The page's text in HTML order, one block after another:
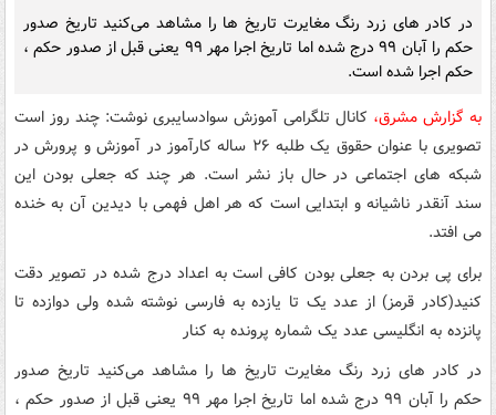
در کادر های زرد رنگ مغایرت تاریخ ها را مشاهد می‌کنید تاریخ صدور
حکم را آبان ۹۹ درج شده اما تاریخ اجرا مهر ۹۹ یعنی قبل از صدور حکم ،
حکم اجرا شده است.
به گزارش مشرق، کانال تلگرامی آموزش سوادسایبری نوشت: چند روز است
تصویری با عنوان حقوق یک طلبه ۲۶ ساله کارآموز در آموزش و پرورش در
شبکه های اجتماعی در حال باز نشر است. هر چند که جعلی بودن این
سند آنقدر ناشیانه و ابتدایی است که هر اهل فهمی با دیدین آن به خنده
می افتد.
برای پی بردن به جعلی بودن کافی است به اعداد درج شده در تصویر دقت
کنید(کادر قرمز) از عدد یک تا یازده به فارسی نوشته شده ولی دوازده تا
پانزده به انگلیسی عدد یک شماره پرونده به کنار
در کادر های زرد رنگ مغایرت تاریخ ها را مشاهد می‌کنید تاریخ صدور
حکم را آبان ۹۹ درج شده اما تاریخ اجرا مهر ۹۹ یعنی قبل از صدور حکم ،